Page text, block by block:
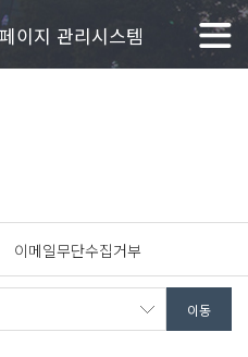
이지 관리시스템
이메일무단수집거부